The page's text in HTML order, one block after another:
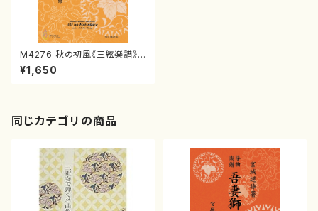
M4276 秋の初風《三絃楽譜》
（三絃/宮城道雄著・宮城宗家監
修/三絃楽譜）
¥1,650
同じカテゴリの商品